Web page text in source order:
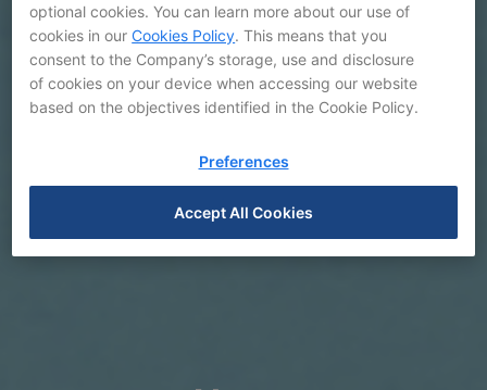
optional cookies. You can learn more about our use of
cookies in ourCookies Policy. This means that you
consent to the Company’s storage, use and disclosure
of cookies on your device when accessing our website
based on the objectives identified in the Cookie Policy.
Preferences
Accept All Cookies